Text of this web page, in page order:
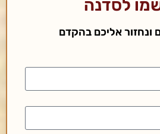
לסדנה
ונחזור אליכם בהקדם